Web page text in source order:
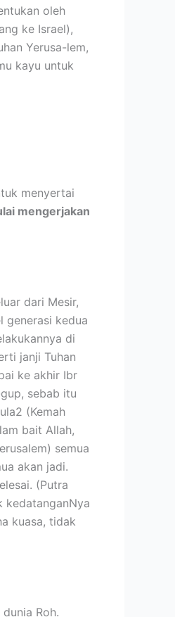
oleh
ke Israel),
Yerusa-lem,
kayu untuk
menyertai
mengerjakan
dari Mesir,
generasi kedua
di
janji Tuhan
ke akhir Ibr
sebab itu
(Kemah
bait Allah,
semua
akan jadi.
(Putra
kedatanganNya
kuasa, tidak
Roh.